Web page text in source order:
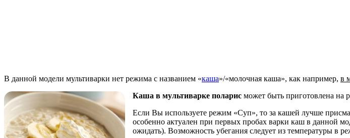
В данной модели мультиварки нет режима с названием «каша»/«молочная каша», как например, в
Каша в мультиварке поларис может быть приготовлена
Если Вы используете режим «Суп», то за кашей лучше
особенно актуален при первых пробах варки каш в данной
ожидать). Возможность убегания следует из температуры в